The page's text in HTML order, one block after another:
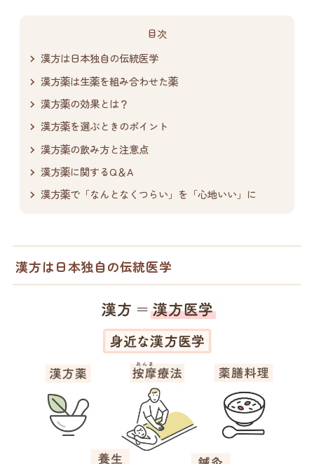
目次
漢方は日本独自の伝統医学
漢方薬は生薬を組み合わせた薬
漢方薬の効果とは？
漢方薬を選ぶときのポイント
漢方薬の飲み方と注意点
漢方薬に関するQ＆A
漢方薬で「なんとなくつらい」を「心地いい」に
漢方は日本独自の伝統医学